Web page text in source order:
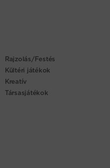
Rajzolás/Festés
Kültéri játékok
Kreatív
Társasjátékok